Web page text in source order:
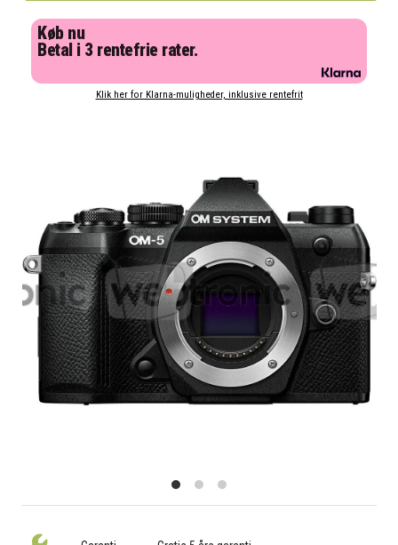
Køb nu
Betal i 3 rentefrie rater.
Klik her for Klarna-muligheder, inklusive rentefrit